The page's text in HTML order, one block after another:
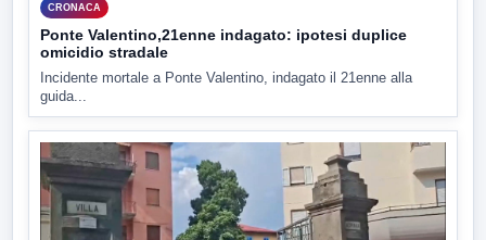
CRONACA
Ponte Valentino,21enne indagato: ipotesi duplice
omicidio stradale
Incidente mortale a Ponte Valentino, indagato il 21enne alla
guida...